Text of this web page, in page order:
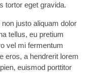
tortor eget gravida.
justo aliquam dolor
tellus, eu pretium
vel mi fermentum
eros, a hendrerit lorem
euismod porttitor